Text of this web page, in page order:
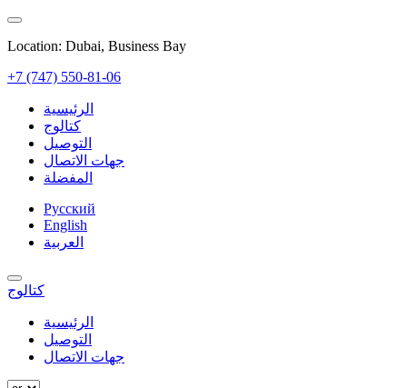
Location: Dubai, Business Bay
+7 (747) 550-81-06
الرئيسية
كتالوج
التوصيل
جهات الاتصال
المفضلة
Русский
English
العربية
كتالوج
الرئيسية
التوصيل
جهات الاتصال